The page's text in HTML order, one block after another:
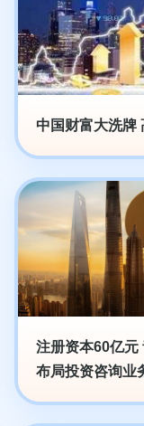
中国财富大洗牌
注册资本60亿元
布局投资咨询业